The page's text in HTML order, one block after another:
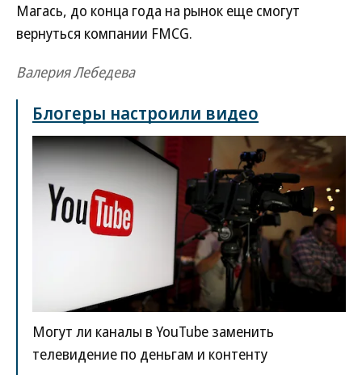
Магась, до конца года на рынок еще смогут
вернуться компании FMCG.
Валерия Лебедева
Блогеры настроили видео
Могут ли каналы в YouTube заменить
телевидение по деньгам и контенту